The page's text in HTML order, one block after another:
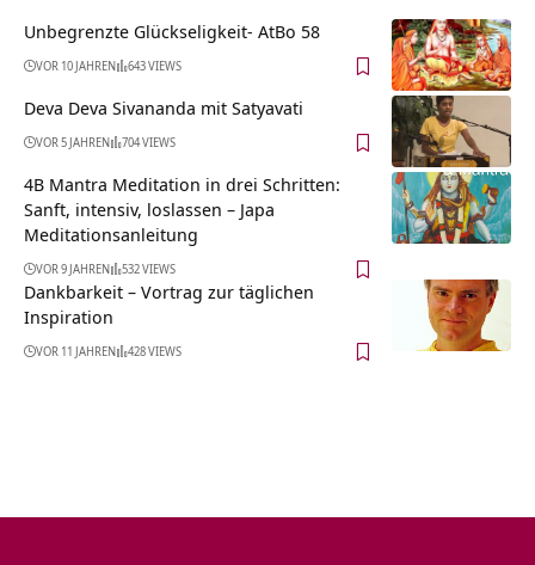
Unbegrenzte Glückseligkeit- AtBo 58
VOR 10 JAHREN 643 VIEWS
Deva Deva Sivananda mit Satyavati
VOR 5 JAHREN 704 VIEWS
4B Mantra Meditation in drei Schritten:
Sanft, intensiv, loslassen – Japa
Meditationsanleitung
VOR 9 JAHREN 532 VIEWS
Dankbarkeit – Vortrag zur täglichen
Inspiration
VOR 11 JAHREN 428 VIEWS